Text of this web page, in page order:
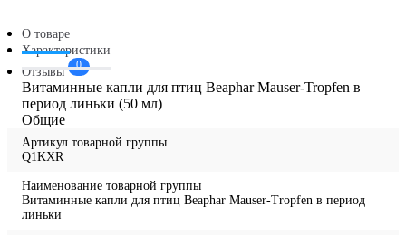
О товаре
Характеристики
Отзывы
0
Витаминные капли для птиц Beaphar Mauser-Tropfen в
период линьки (50 мл)
Общие
Артикул товарной группы
Q1KXR
Наименование товарной группы
Витаминные капли для птиц Beaphar Mauser-Tropfen в период
линьки